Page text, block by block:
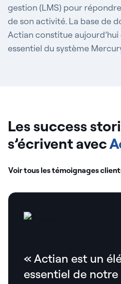
gestion (LMS) pour
de son activité. La base de
Actian constitue
essentiel du système
Les success
s’écrivent avec
Voir tous les témoignages
« Actian est un
essentiel de notre